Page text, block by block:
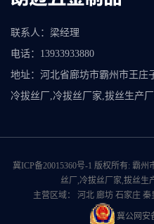
联系人：梁经理
电话：13933933880
地址：河北省廊坊市霸州市王庄
冷拔丝厂,冷拔丝厂家,拔丝生产
冀ICP备20015360号-1 版权所有: 霸州
丝厂 ,冷拔丝厂家,拔丝生
主营区域： 河北 廊坊 石家庄 秦
冀公网安